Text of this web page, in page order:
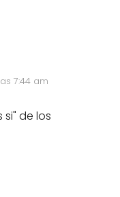
7:44 am
de los